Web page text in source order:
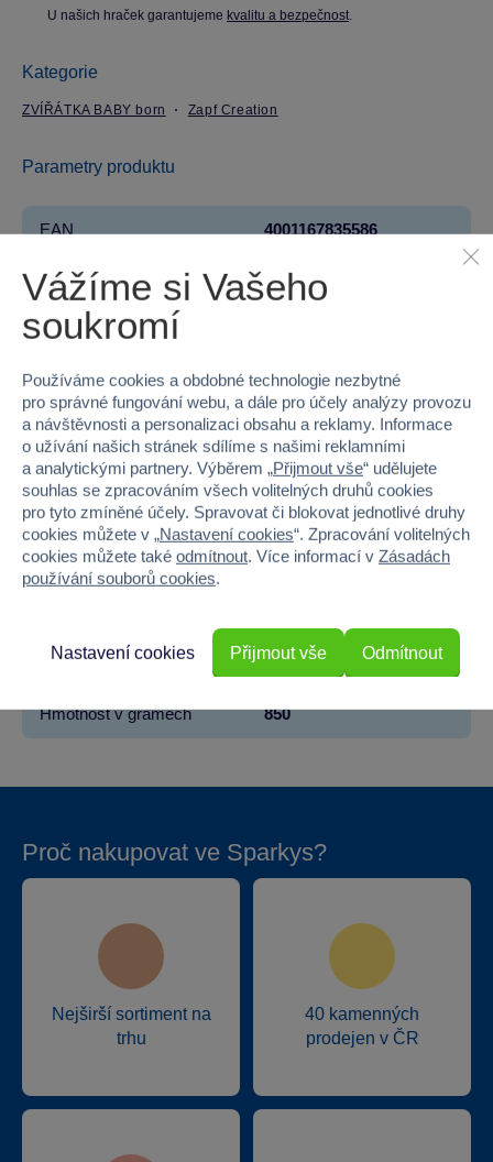
U našich hraček garantujeme kvalitu a bezpečnost.
Kategorie
ZVÍŘÁTKA BABY born Zapf Creation
Parametry produktu
EAN 4001167835586
Kód produktu 939-835586
Značka
Řada BABY born®
Věk od narození
Pohlaví HOLKA
Barva RŮŽOVÁ
Šířka 20
Hloubka 20
Hmotnost v gramech 850
Proč nakupovat ve Sparkys?
Nejširší sortiment na
trhu
40 kamenných
prodejen v ČR
Vážíme si Vašeho
soukromí
Používáme cookies a obdobné technologie nezbytné
pro správné fungování webu, a dále pro účely analýzy provozu
a návštěvnosti a personalizaci obsahu a reklamy. Informace
o užívání našich stránek sdílíme s našimi reklamními
a analytickými partnery. Výběrem „Přijmout vše“ udělujete
souhlas se zpracováním všech volitelných druhů cookies
pro tyto zmíněné účely. Spravovat či blokovat jednotlivé druhy
cookies můžete v „Nastavení cookies“. Zpracování volitelných
cookies můžete také odmítnout. Více informací v Zásadách
používání souborů cookies.
Odmítnout
Nastavení cookies Přijmout vše